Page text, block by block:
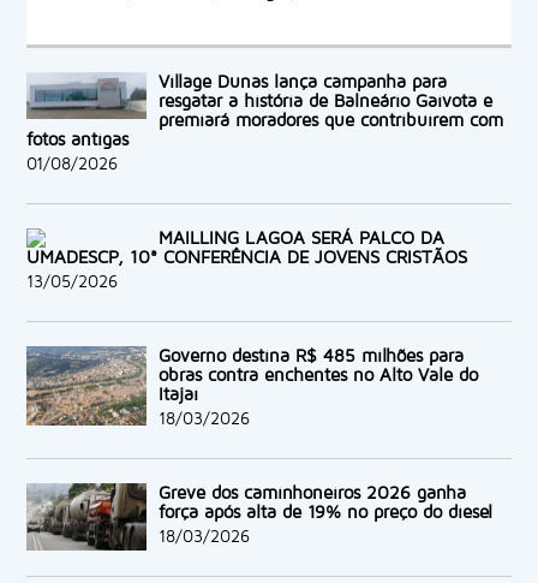
Village Dunas lança campanha para
resgatar a história de Balneário Gaivota e
premiará moradores que contribuírem com
fotos antigas
01/08/2026
MAILLING LAGOA SERÁ PALCO DA
UMADESCP, 10ª CONFERÊNCIA DE JOVENS CRISTÃOS
13/05/2026
Governo destina R$ 485 milhões para
obras contra enchentes no Alto Vale do
Itajaí
18/03/2026
Greve dos caminhoneiros 2026 ganha
força após alta de 19% no preço do diesel
18/03/2026